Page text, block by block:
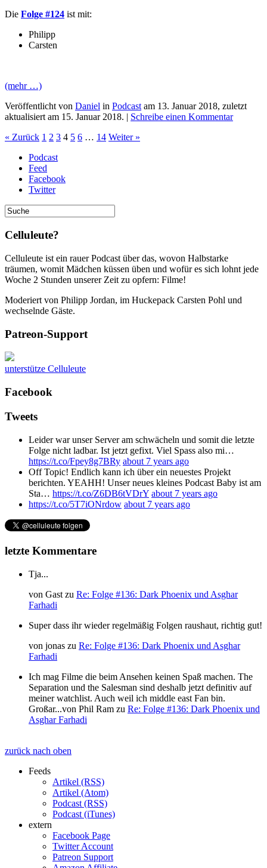
Die Folge #124 ist mit:
Philipp
Carsten
(mehr …)
Veröffentlicht von Daniel in Podcastam 13. Januar 2018, zuletzt
aktualisiert am 15. Januar 2018. | Schreibe einen Kommentar
« Zurück 1 2 3 4 5 6 … 14 Weiter »
Podcast
Feed
Facebook
Twitter
Celluleute?
Celluleute ist ein rauer Podcast über das, wovon Halbstarke
träumen, womit Mädchen küssen üben und wofür es sich lohnt jede
Woche 2 Stunden unserer Zeit zu opfern: Filme!
Moderiert von Philipp Jordan, im Huckepack Carsten Pohl und
wechselnde Gäste.
Patreon-Support
unterstütze Celluleute
Facebook
Tweets
Leider war unser Server am schwächeln und somit die letzte
Folge nicht ladbar. Ist jetzt gefixt. Viel Spass also mi…
https://t.co/Fpey8g7BRy about 7 years ago
Off Topic! Endlich kann ich über ein neuestes Projekt
berichten. YEAHH! Unser neues kleines Podcast Baby ist am
Sta… https://t.co/Z6DB6tVDrY about 7 years ago
https://t.co/5T7iONrdow about 7 years ago
letzte Kommentare
Tja...
von Gast zu Re: Folge #136: Dark Phoenix und Asghar
Farhadi
Super dass ihr wieder regelmäßig Folgen raushaut, richtig gut!
von jonas zu Re: Folge #136: Dark Phoenix und Asghar
Farhadi
Ich mag Filme die beim Ansehen keinen Spaß machen. The
Separation und the Salesman sind deshalb jetzt definitiv auf
meiner watchlist. Auch weil ich middle east Fan bin.
Großar...von Phil Ram zu Re: Folge #136: Dark Phoenix und
Asghar Farhadi
zurück nach oben
Feeds
Artikel (RSS)
Artikel (Atom)
Podcast (RSS)
Podcast (iTunes)
extern
Facebook Page
Twitter Account
Patreon Support